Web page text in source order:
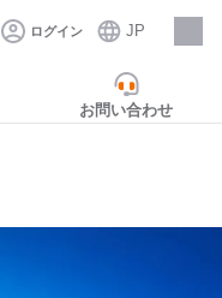
ログイン JP
採用情報
お問い合わせ